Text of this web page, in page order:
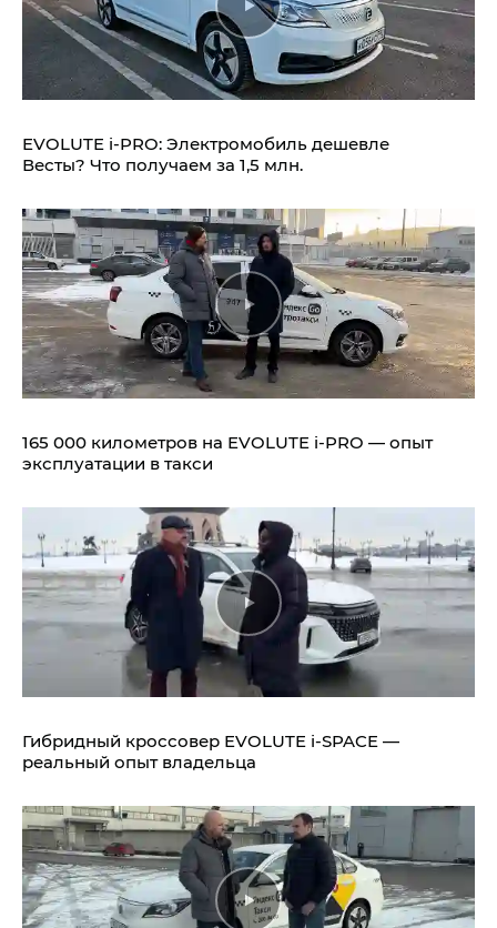
EVOLUTE i‑PRO: Электромобиль дешевле
Весты? Что получаем за 1,5 млн.
165 000 километров на EVOLUTE i‑PRO — опыт
эксплуатации в такси
Гибридный кроссовер EVOLUTE i‑SPACE —
реальный опыт владельца